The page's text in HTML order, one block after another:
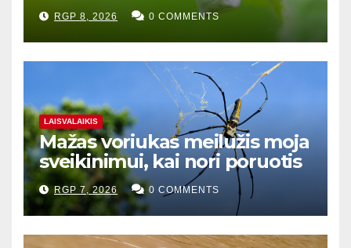
RGP 8, 2026 0 COMMENTS
LAISVALAIKIS
Mažas voriukas meilužis moja
sveikinimui, kai nori poruotis
RGP 7, 2026 0 COMMENTS